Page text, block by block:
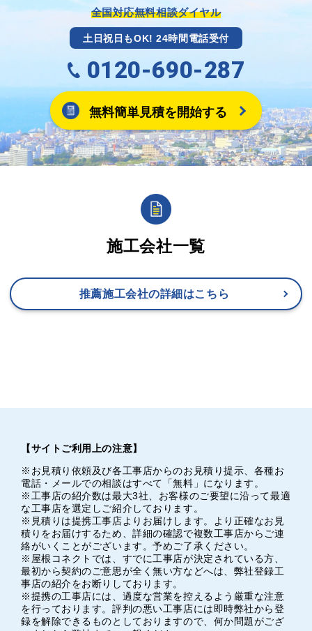
ます。
全国対応無料相談ダイヤル
土日祝日もOK! 24時間電話受付
0120-690-287
無料簡単見積を開始する
施工会社一覧
推薦施工会社の詳細はこちら
【サイトご利用上の注意】
※お見積り依頼及び各工事店からのお見積り提示、各種お
電話・メールでの相談はすべて「無料」になります。
※工事店の紹介数は最大3社、お客様のご要望に沿って最適
な工事店を選定しご紹介しております。
※見積りは提携工事店よりお届けします。より正確なお見
積りをお届けするため、詳細の確認で複数工事店からご連
絡がいくことがございます。予めご了承ください。
※屋根コネクトでは、すでに工事店が決定されている方、
最初から契約のご意思が全く無い方などへは、弊社登録工
事店の紹介をお断りしております。
※提携の工事店には、過度な営業を控えるよう厳重な注意
を行っております。評判の悪い工事店には即時弊社から登
録を解除できるものとしておりますので、何か問題がござ